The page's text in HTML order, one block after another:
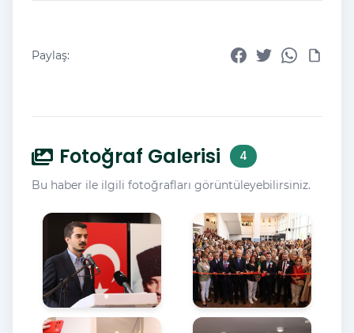
Paylaş:
Fotoğraf Galerisi 4
Bu haber ile ilgili fotoğrafları görüntüleyebilirsiniz.